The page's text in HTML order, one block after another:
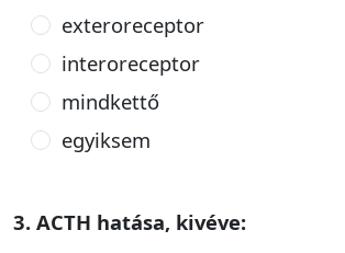
exteroreceptor
interoreceptor
mindkettő
egyiksem
3. ACTH hatása, kivéve: